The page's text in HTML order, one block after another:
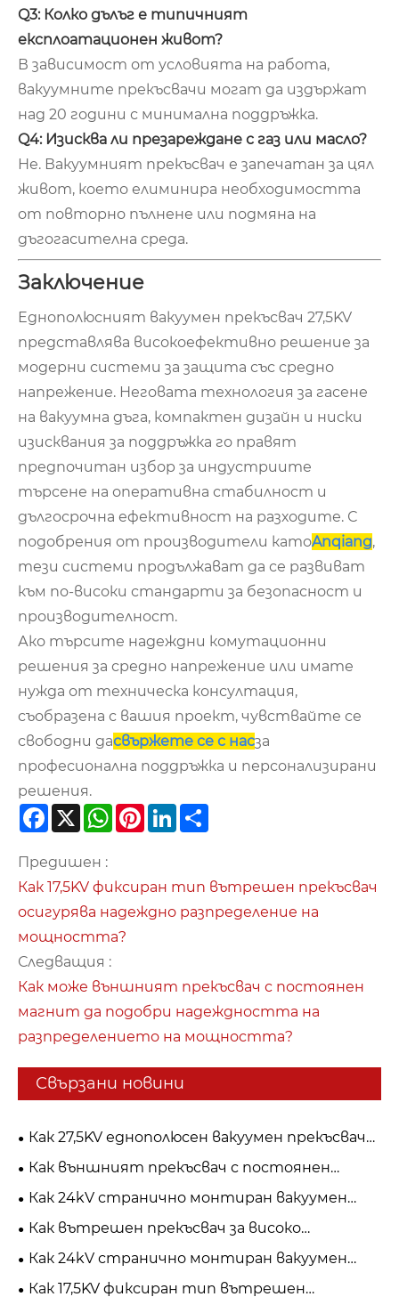
Q3: Колко дълъг е типичният
експлоатационен живот?
В зависимост от условията на работа,
вакуумните прекъсвачи могат да издържат
над 20 години с минимална поддръжка.
Q4: Изисква ли презареждане с газ или масло?
Не. Вакуумният прекъсвач е запечатан за цял
живот, което елиминира необходимостта
от повторно пълнене или подмяна на
дъгогасителна среда.
Заключение
Еднополюсният вакуумен прекъсвач 27,5KV
представлява високоефективно решение за
модерни системи за защита със средно
напрежение. Неговата технология за гасене
на вакуумна дъга, компактен дизайн и ниски
изисквания за поддръжка го правят
предпочитан избор за индустриите
търсене на оперативна стабилност и
дългосрочна ефективност на разходите. С
подобрения от производители катоAnqiang,
тези системи продължават да се развиват
към по-високи стандарти за безопасност и
производителност.
Ако търсите надеждни комутационни
решения за средно напрежение или имате
нужда от техническа консултация,
съобразена с вашия проект, чувствайте се
свободни дасвържете се с насза
професионална поддръжка и персонализирани
решения.
Facebook
X WhatsApp
PinterestLinkedIn
Предишен :
Как 17,5KV фиксиран тип вътрешен прекъсвач
осигурява надеждно разпределение на
мощността?
Следващия :
Как може външният прекъсвач с постоянен
магнит да подобри надеждността на
разпределението на мощността?
Свързани новини
Как 27,5KV еднополюсен вакуумен прекъсвач
подобрява безопасността на железопътния
транспорт и електроразпределението?
Как външният прекъсвач с постоянен
магнит подобрява надеждността на
разпределението на мощността?
Как 24kV странично монтиран вакуумен
прекъсвач подобрява защитата на
захранването със средно напрежение?
Как вътрешен прекъсвач за високо
напрежение подобрява електрическата
безопасност и надеждност?
Как 24kV странично монтиран вакуумен
прекъсвач подобрява безопасността на
захранващата система със средно
Как 17,5KV фиксиран тип вътрешен